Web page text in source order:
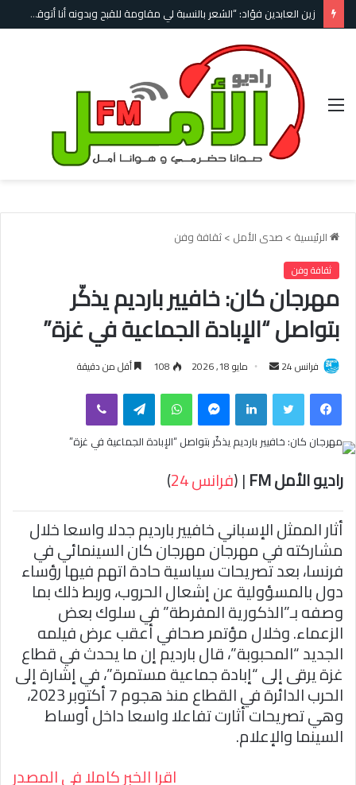
زين العابدين فؤاد: “الشعر بالنسبة لي مقاومة للقبح وبدونه أنا أتوقف عن الحياة”
القائمة
الرئيسية > صدى الأمل >ثقافة وفن
ثقافة وفن
مهرجان كان: خافيير بارديم يذكّر
بتواصل “الإبادة الجماعية في غزة”
فرانس 24
ل
ب
ي
إ
ل
ك
ت
ر
و
ن
ا
مايو 18, 2026 108 أقل من دقيقة
فيسبوك لينكدإن واتساب تيلقرام
راديو الأمل FM | (فرانس 24
)
أثار الممثل الإسباني خافيير بارديم جدلا واسعا خلال
مشاركته في مهرجان مهرجان كان السينمائي في
فرنسا، بعد تصريحات سياسية حادة اتهم فيها رؤساء
دول بالمسؤولية عن إشعال الحروب، وربط ذلك بما
وصفه بـ”الذكورية المفرطة” في سلوك بعض
الزعماء. وخلال مؤتمر صحافي أعقب عرض فيلمه
الجديد “المحبوبة”، قال بارديم إن ما يحدث في قطاع
غزة يرقى إلى “إبادة جماعية مستمرة”، في إشارة إلى
الحرب الدائرة في القطاع منذ هجوم 7 أكتوبر 2023،
وهي تصريحات أثارت تفاعلا واسعا داخل أوساط
السينما والإعلام.
اقرا الخبر كاملا في المصدر